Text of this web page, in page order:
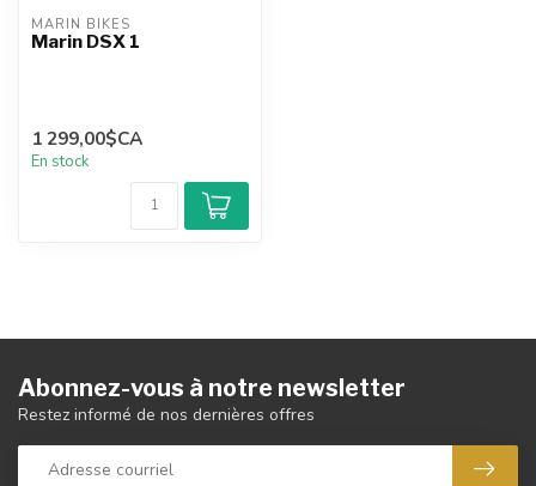
MARIN BIKES
Marin DSX 1
1 299,00$CA
En stock
Abonnez-vous à notre newsletter
Restez informé de nos dernières offres